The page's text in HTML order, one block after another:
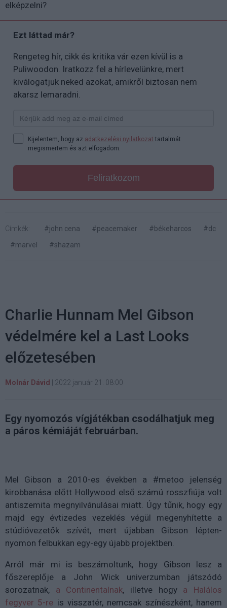
elképzelni?
Ezt láttad már?
Rengeteg hír, cikk és kritika vár ezen kívül is a
Puliwoodon. Iratkozz fel a hírlevelünkre, mert
kiválogatjuk neked azokat, amikről biztosan nem
akarsz lemaradni.
Kijelentem, hogy az adatkezelési nyilatkozat tartalmát
megismertem és azt elfogadom.
Feliratkozom
Címkék: #john cena #peacemaker #békeharcos
#dc
#marvel
#shazam
Charlie Hunnam Mel Gibson
védelmére kel a Last Looks
előzetesében
Molnár Dávid 2022 január 21. 08:00
Egy nyomozós vígjátékban csodálhatjuk meg
a páros kémiáját februárban.
Mel Gibson a 2010-es években a #metoo jelenség
kirobbanása előtt Hollywood első számú rosszfiúja volt
antiszemita megnyilvánulásai miatt. Úgy tűnik, hogy egy
majd egy évtizedes vezeklés végül megenyhítette a
stúdióvezetők szívét, mert újabban Gibson lépten-
nyomon felbukkan egy-egy újabb projektben.
Arról már mi is beszámoltunk, hogy Gibson lesz a
főszereplője a John Wick univerzumban játszódó
sorozatnak, a Continentalnak, illetve hogy a Halálos
fegyver 5-re is visszatér, nemcsak színészként, hanem